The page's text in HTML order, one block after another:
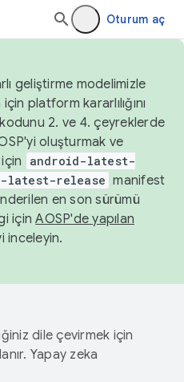
Oturum aç
geliştirme modelimizle
platform kararlılığını
2. ve 4. çeyreklerde
oluşturmak ve
android-latest-
latest-release manifest
en son sürümü
içinAOSP'de yapılan
inceleyin.
dile çevirmek için
Yapay zeka